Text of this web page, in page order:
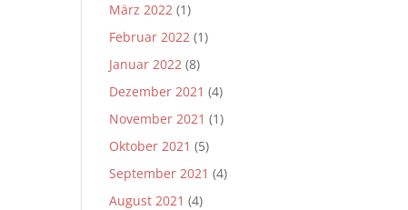
März 2022 (1)
Februar 2022 (1)
Januar 2022 (8)
Dezember 2021 (4)
November 2021 (1)
Oktober 2021 (5)
September 2021 (4)
August 2021 (4)